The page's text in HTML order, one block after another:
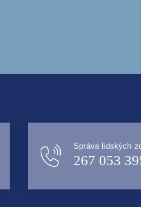
Správa lidských
267 053